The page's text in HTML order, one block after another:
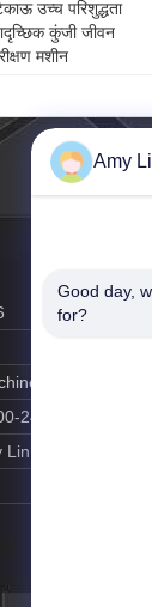
उच्च परिशुद्धता
कुंजी जीवन
मशीन
24:00
Lin
Amy
Good day,
for?